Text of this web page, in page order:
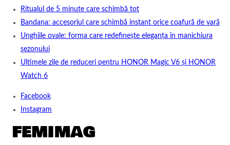
Ritualul de 5 minute care schimbă tot
Bandana: accesoriul care schimbă instant orice coafură de vară
Unghiile ovale: forma care redefinește eleganța în manichiura
sezonului
Ultimele zile de reduceri pentru HONOR Magic V6 și HONOR
Watch 6
Facebook
Instagram